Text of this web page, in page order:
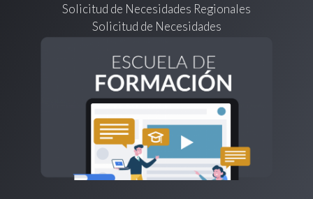
Solicitud de Necesidades Regionales
Solicitud de Necesidades